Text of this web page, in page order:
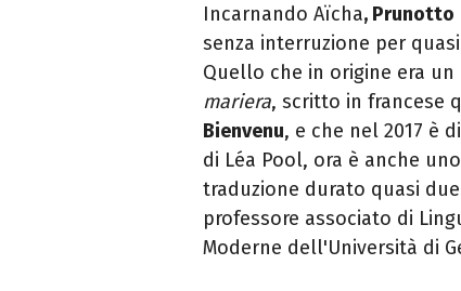
Incarnando Aïcha, Prunotto
senza interruzione per
Quello che in origine era
mariera, scritto in francese
Bienvenu, e che nel 2017 è
di Léa Pool, ora è anche
traduzione durato quasi
professore associato di
Moderne dell'Università di